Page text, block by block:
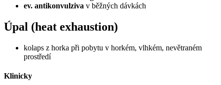
ev. antikonvulziva v běžných dávkách
Úpal (heat exhaustion)
kolaps z horka při pobytu v horkém, vlhkém, nevětraném
prostředí
Klinicky